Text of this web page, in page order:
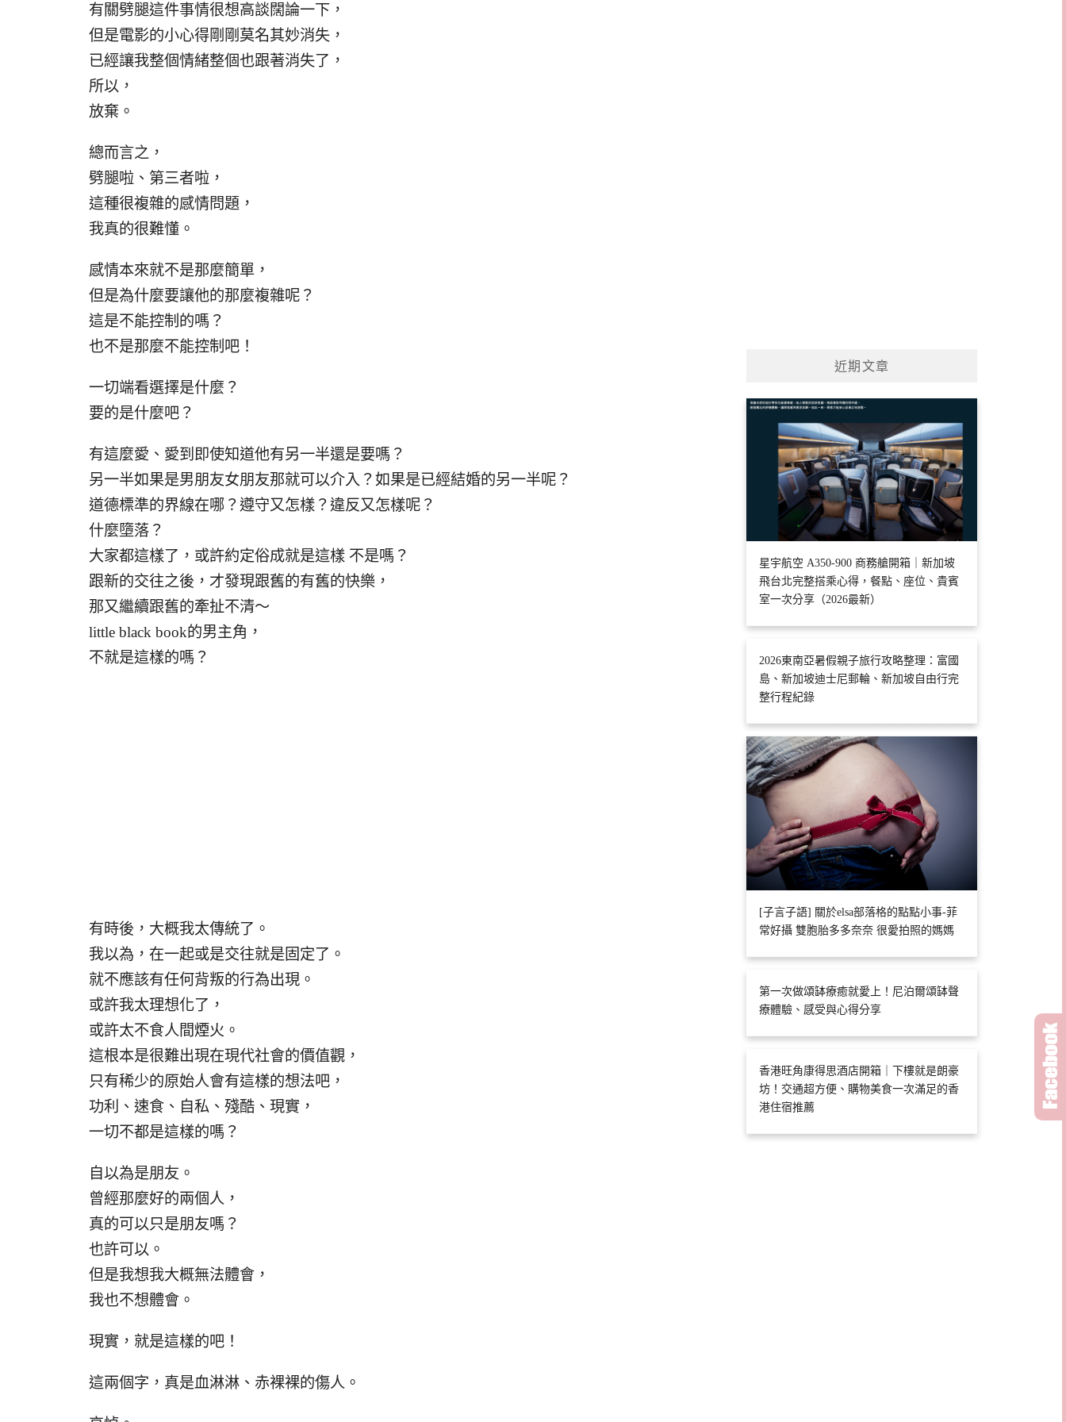
有關劈腿這件事情很想高談闊論一下，
但是電影的小心得剛剛莫名其妙消失，
已經讓我整個情緒整個也跟著消失了，
所以，
放棄。
總而言之，
劈腿啦、第三者啦，
這種很複雜的感情問題，
我真的很難懂。
感情本來就不是那麼簡單，
但是為什麼要讓他的那麼複雜呢？
這是不能控制的嗎？
也不是那麼不能控制吧！
一切端看選擇是什麼？
要的是什麼吧？
有這麼愛、愛到即使知道他有另一半還是要嗎？
另一半如果是男朋友女朋友那就可以介入？如果是已經結婚的另一半呢？
道德標準的界線在哪？遵守又怎樣？違反又怎樣呢？
什麼墮落？
大家都這樣了，或許約定俗成就是這樣 不是嗎？
跟新的交往之後，才發現跟舊的有舊的快樂，
那又繼續跟舊的牽扯不清～
little black book的男主角，
不就是這樣的嗎？
有時後，大概我太傳統了。
我以為，在一起或是交往就是固定了。
就不應該有任何背叛的行為出現。
或許我太理想化了，
或許太不食人間煙火。
這根本是很難出現在現代社會的價值觀，
只有稀少的原始人會有這樣的想法吧，
功利、速食、自私、殘酷、現實，
一切不都是這樣的嗎？
自以為是朋友。
曾經那麼好的兩個人，
真的可以只是朋友嗎？
也許可以。
但是我想我大概無法體會，
我也不想體會。
現實，就是這樣的吧！
這兩個字，真是血淋淋、赤裸裸的傷人。
近期文章
星宇航空 A350-900 商務艙開箱｜新加坡
飛台北完整搭乘心得，餐點、座位、貴賓
室一次分享（2026最新）
2026東南亞暑假親子旅行攻略整理：富國
島、新加坡迪士尼郵輪、新加坡自由行完
整行程紀錄
[子言子語] 關於elsa部落格的點點小事-菲
常好攝 雙胞胎多多奈奈 很愛拍照的媽媽
第一次做頌缽療癒就愛上！尼泊爾頌缽聲
療體驗、感受與心得分享
香港旺角康得思酒店開箱｜下樓就是朗豪
坊！交通超方便、購物美食一次滿足的香
港住宿推薦